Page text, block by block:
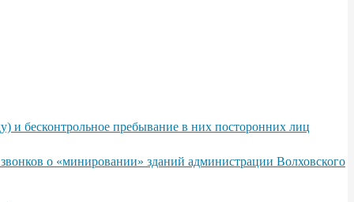
и бесконтрольное пребывание в них посторонних лиц
о «минировании» зданий администрации Волховского